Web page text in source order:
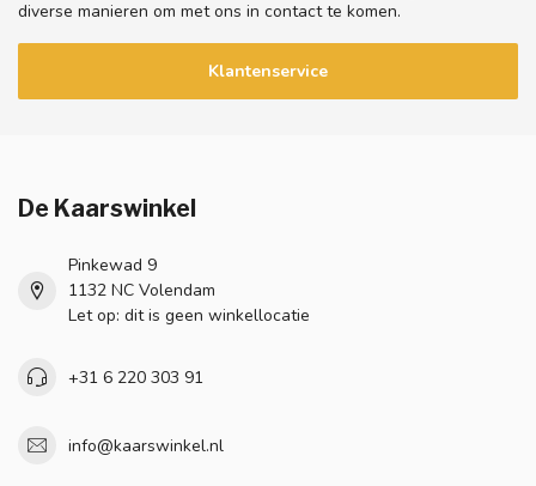
diverse manieren om met ons in contact te komen.
Klantenservice
De Kaarswinkel
Pinkewad 9
1132 NC Volendam
Let op: dit is geen winkellocatie
+31 6 220 303 91
info@kaarswinkel.nl